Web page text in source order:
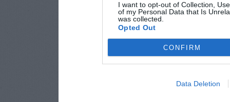
I want to opt-out of Collection,
of my Personal Data that Is
was collected.
Opted Out
CONFIRM
Data Deletion